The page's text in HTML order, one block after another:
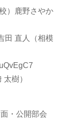
）鹿野さやか
田 直人（相模
樹）
・公開部会